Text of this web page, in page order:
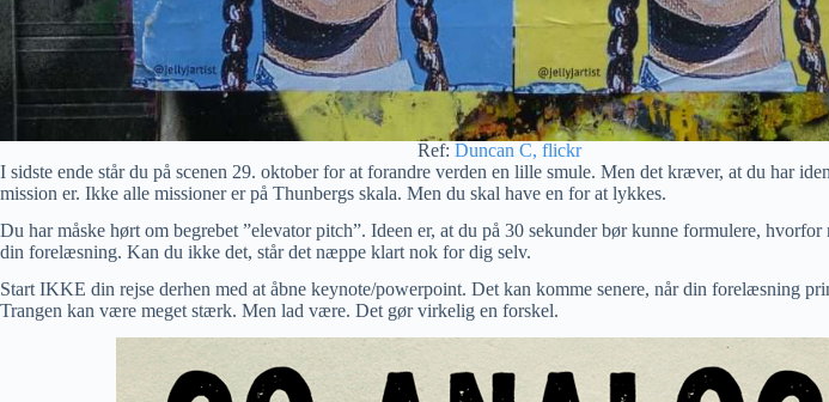
Ref: Duncan C, flickr
I sidste ende står du på scenen 29. oktober for at forandre verden en lille smule. Men det kræver, at du har
mission er. Ikke alle missioner er på Thunbergs skala. Men du skal have en for at lykkes.
Du har måske hørt om begrebet ”elevator pitch”. Ideen er, at du på 30 sekunder bør kunne formulere, hvorfor
din forelæsning. Kan du ikke det, står det næppe klart nok for dig selv.
Start IKKE din rejse derhen med at åbne keynote/powerpoint. Det kan komme senere, når din forelæsning
Trangen kan være meget stærk. Men lad være. Det gør virkelig en forskel.